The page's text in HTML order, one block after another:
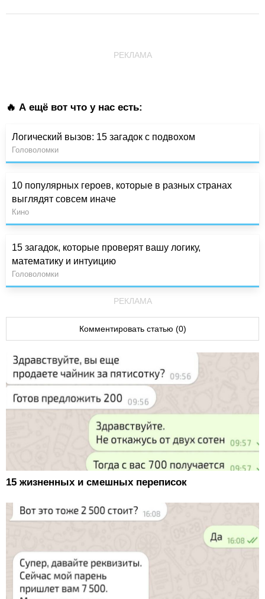
РЕКЛАМА
🔥 А ещё вот что у нас есть:
Логический вызов: 15 загадок с подвохом
Головоломки
10 популярных героев, которые в разных странах
выглядят совсем иначе
Кино
15 загадок, которые проверят вашу логику,
математику и интуицию
Головоломки
РЕКЛАМА
Комментировать статью (0)
15 жизненных и смешных переписок